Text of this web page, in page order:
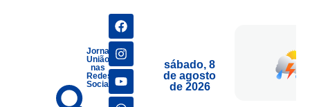
Jornais
União
nas
Redes
Sociais
sábado, 8
de agosto
de 2026